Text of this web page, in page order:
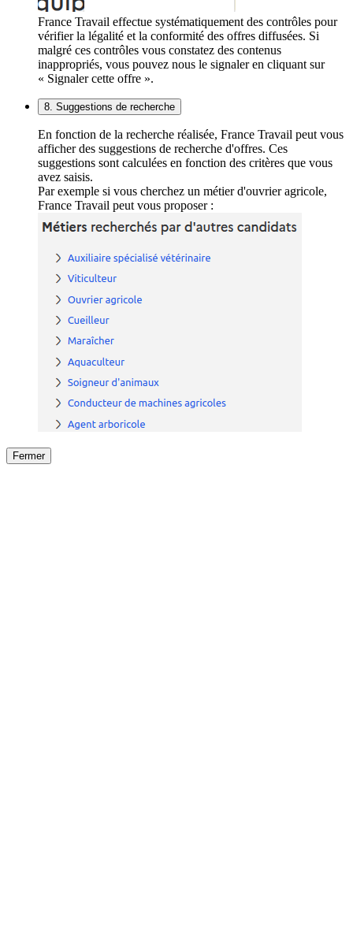
France Travail effectue systématiquement des contrôles pour
vérifier la légalité et la conformité des offres diffusées. Si
malgré ces contrôles vous constatez des contenus
inappropriés, vous pouvez nous le signaler en cliquant sur
« Signaler cette offre ».
8. Suggestions de recherche
En fonction de la recherche réalisée, France Travail peut vous
afficher des suggestions de recherche d'offres. Ces
suggestions sont calculées en fonction des critères que vous
avez saisis.
Par exemple si vous cherchez un métier d'ouvrier agricole,
France Travail peut vous proposer :
Fermer